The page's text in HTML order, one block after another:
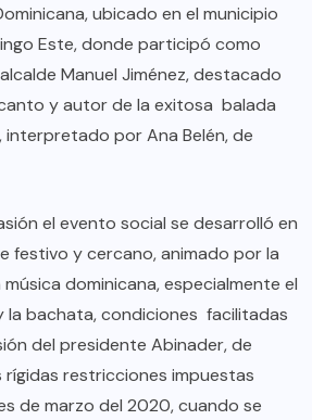
ubicado en el municipio
Este, donde participó como
Manuel Jiménez, destacado
y autor de la exitosa balada
interpretado por Ana Belén, de
el evento social se desarrolló en
festivo y cercano, animado por la
dominicana, especialmente el
la bachata, condiciones facilitadas
del presidente Abinader, de
rígidas restricciones impuestas
de marzo del 2020, cuando se